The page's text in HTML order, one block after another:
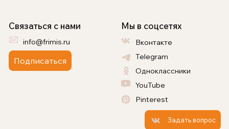
Связаться с нами
info@frimis.ru
Подписаться
Мы в соцсетях
Вконтакте
Telegram
Одноклассники
YouTube
Pinterest
Задать вопрос